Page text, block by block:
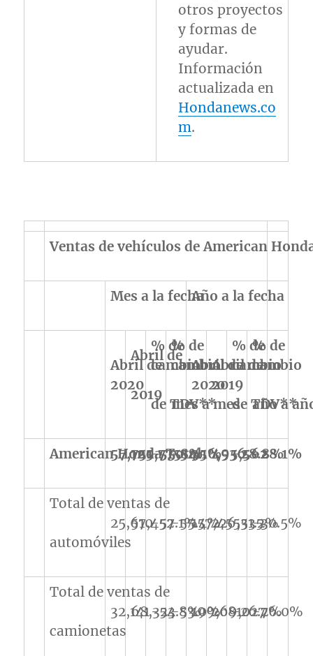
otros proyectos
y formas de
ayudar.
Información
actualizada en
Hondanews.co
m.
Ventas de vehículos de American
Mes a la fechaAño a la fecha
Abril de
2020
Abril de
2019
% de
cambio
de TDV**
% de
cambio
mes a mes
Abril de
2020
Abril de
2019
% de
cambio
de TDV**
% de
cambio
año a
American Honda Total
57,751125,775
-55.8%
-54.1%
356,536
495,562
-28.8%
-28.1%
Total de ventas de
automóviles
25,61057,452-57.1%
-55.4%
157,455
226,535
-31.2%
-30.5%
Total de ventas de
camionetas
32,14168,323
-54.8%
-53.0%
199,081
269,027
-26.7%
-26.0%